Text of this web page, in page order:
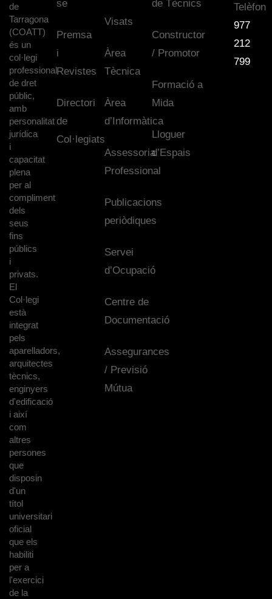
de
Tarragona
(COATT)
és un
col·legi
professional
de dret
públic,
amb
personalitat
jurídica
i
capacitat
plena
per al
compliment
dels
seus
fins
públics
i
privats.
El
Col·legi
està
integrat
pels
aparelladors,
arquitectes
tècnics,
enginyers
d'edificació
i així
com
altres
persones
que
disposin
d'un
títol
universitari
oficial
que els
habiliti
per a
l'exercici
de la
se
Premsa
i
Revistes
Directori
de
Col·legiats
Visats
Àrea
Tècnica
Àrea
d’Informàtica
Assessoria
Professional
Publicacions
periòdiques
Servei
d’Ocupació
Centre de
Documentació
Assegurances
/ Previsió
Mútua
de Tècnics
Constructor
/ Promotor
Formació a
Mida
Lloguer
d’Espais
Telèfon
977
212
799